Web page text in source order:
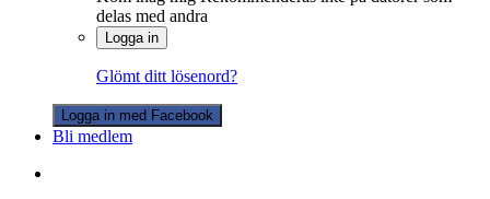
delas med andra
Logga in
Glömt ditt lösenord?
Logga in med Facebook
Bli medlem